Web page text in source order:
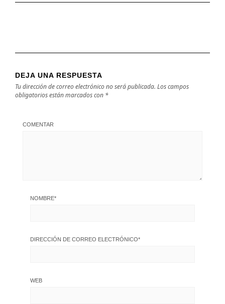
DEJA UNA RESPUESTA
Tu dirección de correo electrónico no será publicada. Los campos
obligatorios están marcados con *
COMENTAR
NOMBRE*
DIRECCIÓN DE CORREO ELECTRÓNICO*
WEB